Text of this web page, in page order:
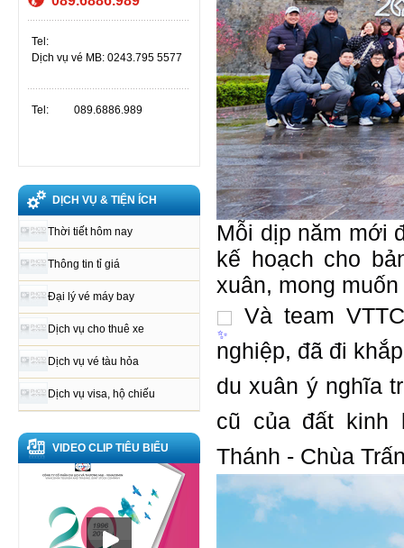
Tel:
Dịch vụ vé MB: 0243.795 5577
Tel: 089.6886.989
DỊCH VỤ & TIỆN ÍCH
Thời tiết hôm nay
Thông tin tỉ giá
Đại lý vé máy bay
Dịch vụ cho thuê xe
Dịch vụ vé tàu hỏa
Dịch vụ visa, hộ chiếu
VIDEO CLIP TIÊU BIỂU
Mỗi dịp năm mới
kế hoạch cho
xuân, mong
Và team
nghiệp, đã đi
du xuân ý nghĩa
cũ của đất kinh
Thánh - Chùa